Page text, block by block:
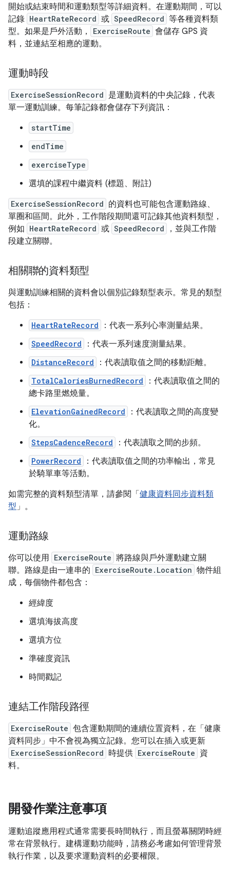
開始或結束時間和運動類型等詳細資料。在運動期間，可以
記錄 HeartRateRecord 或 SpeedRecord 等各種資料類
型。如果是戶外活動，
ExerciseRoute 會儲存 GPS 資
料，並連結至相應的運動。
運動時段
ExerciseSessionRecord 是運動資料的中央記錄，代表
單一運動訓練。每筆記錄都會儲存下列資訊：
startTime
endTime
exerciseType
選填的課程中繼資料 (標題、附註)
ExerciseSessionRecord 的資料也可能包含運動路線、
單圈和區間。此外，工作階段期間還可記錄其他資料類型，
例如 HeartRateRecord 或 SpeedRecord
，並與工作階
段建立關聯。
相關聯的資料類型
與運動訓練相關的資料會以個別記錄類型表示。常見的類型
包括：
HeartRateRecord ：代表一系列心率測量結果。
SpeedRecord ：代表一系列速度測量結果。
DistanceRecord ：代表讀取值之間的移動距離。
TotalCaloriesBurnedRecord
：代表讀取值之間的
總卡路里燃燒量。
ElevationGainedRecord
：代表讀取之間的高度變
化。
StepsCadenceRecord ：代表讀取之間的步頻。
PowerRecord
：代表讀取值之間的功率輸出，常見
於騎單車等活動。
如需完整的資料類型清單，請參閱「 健康資料同步資料類
型」。
運動路線
你可以使用 ExerciseRoute 將路線與戶外運動建立關
聯。路線是由一連串的 ExerciseRoute.Location 物件組
成，每個物件都包含：
經緯度
選填海拔高度
選填方位
準確度資訊
時間戳記
連結工作階段路徑
ExerciseRoute 包含運動期間的連續位置資料，在「健康
資料同步」中不會視為獨立記錄。您可以在插入或更新
ExerciseSessionRecord 時提供 ExerciseRoute 資
料。
開發作業注意事項
運動追蹤應用程式通常需要長時間執行，而且螢幕關閉時經
常在背景執行。建構運動功能時，請務必考慮如何管理背景
執行作業，以及要求運動資料的必要權限。